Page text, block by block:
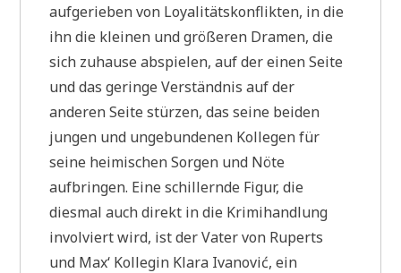
aufgerieben von Loyalitätskonflikten, in die
ihn die kleinen und größeren Dramen, die
sich zuhause abspielen, auf der einen Seite
und das geringe Verständnis auf der
anderen Seite stürzen, das seine beiden
jungen und ungebundenen Kollegen für
seine heimischen Sorgen und Nöte
aufbringen. Eine schillernde Figur, die
diesmal auch direkt in die Krimihandlung
involviert wird, ist der Vater von Ruperts
und Max‘ Kollegin Klara Ivanović, ein